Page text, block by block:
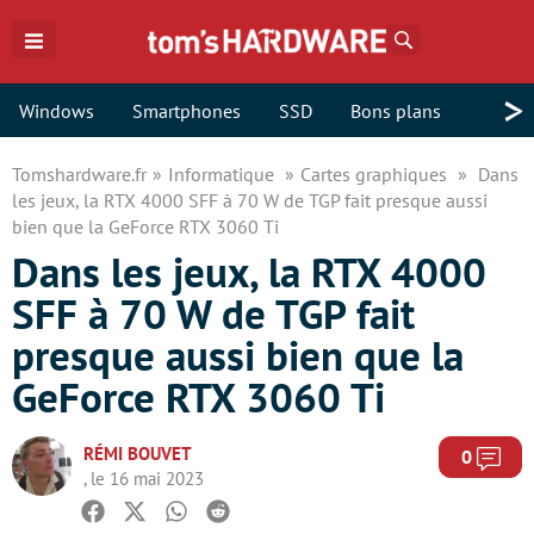
Windows Smartphones SSD Bons plans >
Tomshardware.fr Informatique Cartes graphiques
Dans
les jeux, la RTX 4000 SFF à 70 W de TGP fait presque aussi
bien que la GeForce RTX 3060 Ti
Dans les jeux, la RTX 4000
SFF à 70 W de TGP fait
presque aussi bien que la
GeForce RTX 3060 Ti
RÉMI BOUVET
, le 16 mai 2023
0
Facebook
TwitterWhatsapp
Reddit